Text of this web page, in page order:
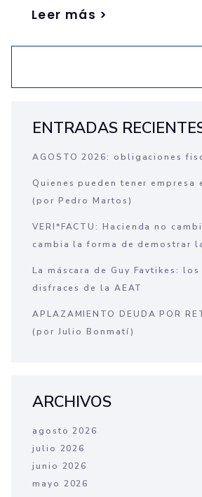
Leer más >
ENTRADAS
AGOSTO 2026: obligaciones
Quienes pueden tener empresa
(por Pedro Martos)
VERI*FACTU: Hacienda no
cambia la forma de demostrar
La máscara de Guy Favtikes:
disfraces de la AEAT
APLAZAMIENTO DEUDA POR
(por Julio Bonmatí)
ARCHIVOS
agosto 2026
julio 2026
junio 2026
mayo 2026